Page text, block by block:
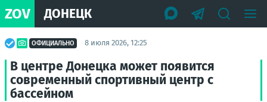
ZOV ДОНЕЦК
ОФИЦИАЛЬНО 8 июля 2026, 12:25
В центре Донецка может появится
современный спортивный центр с
бассейном